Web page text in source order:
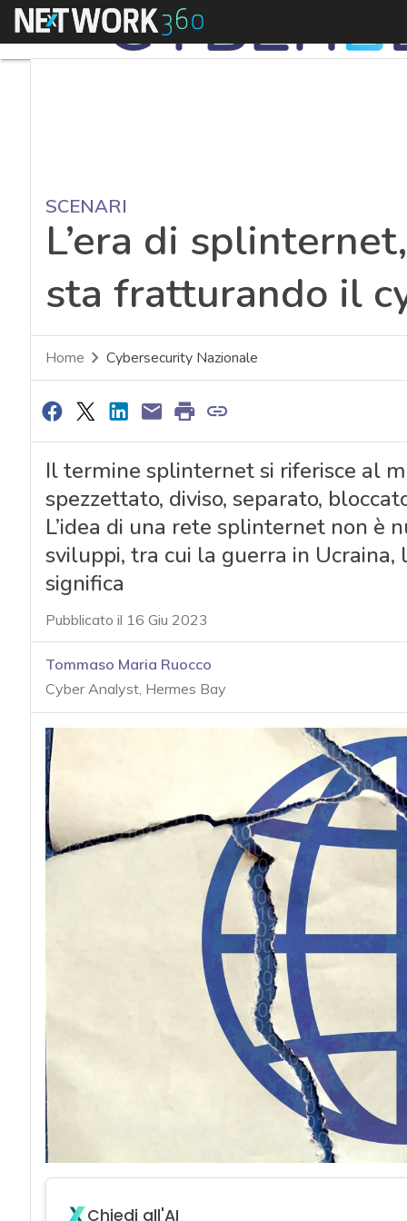
Menu
SCENARI
L’era di
sta fratturando il
Home Cybersecurity Nazionale
Il termine splinternet si riferisce al
spezzettato, diviso, separato,
L’idea di una rete splinternet non è
sviluppi, tra cui la guerra in Ucraina,
significa
Pubblicato il 16 Giu 2023
Tommaso Maria Ruocco
Cyber Analyst, Hermes Bay
Chiedi all'AI